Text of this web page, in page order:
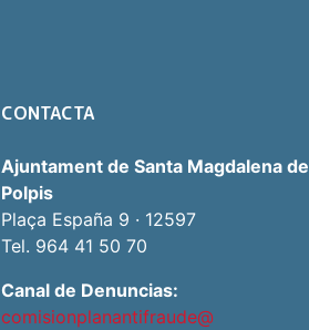
CONTACTA
Ajuntament de Santa Magdalena de
Polpis
Plaça España 9 · 12597
Tel. 964 41 50 70
Canal de Denuncias:
comisionplanantifraude@